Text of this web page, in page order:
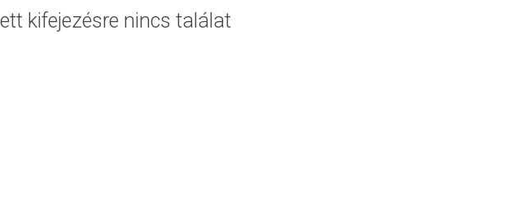
kifejezésre nincs találat